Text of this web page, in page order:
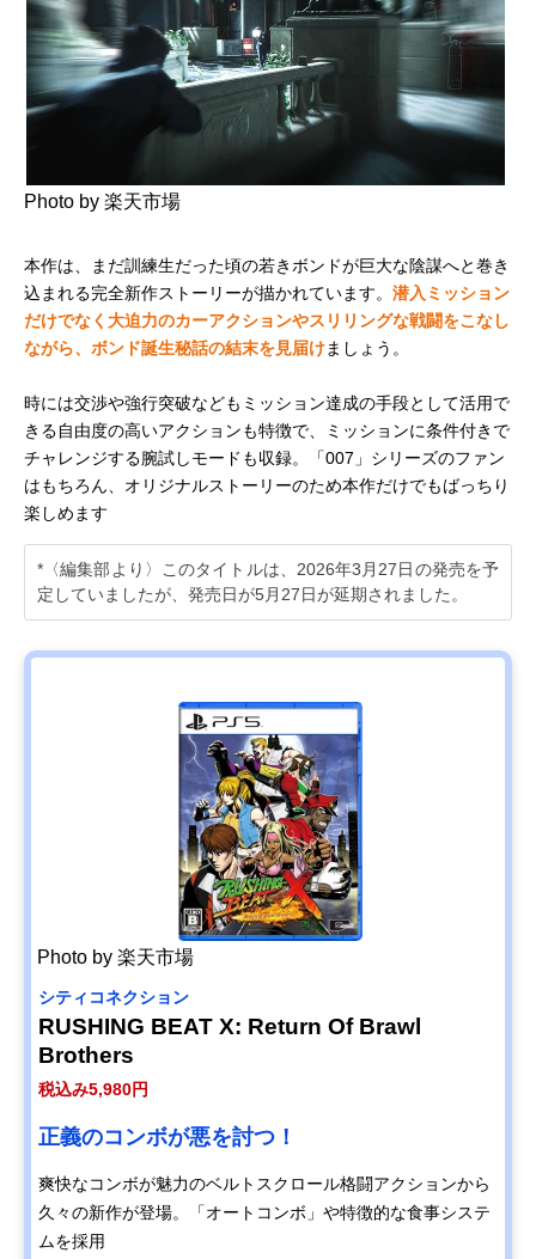
Photo by 楽天市場
本作は、まだ訓練生だった頃の若きボンドが巨大な陰謀へと巻き
込まれる完全新作ストーリーが描かれています。 潜入ミッション
だけでなく大迫力のカーアクションやスリリングな戦闘をこなし
ながら、ボンド誕生秘話の結末を見届けましょう。
時には交渉や強行突破などもミッション達成の手段として活用で
きる自由度の高いアクションも特徴で、ミッションに条件付きで
チャレンジする腕試しモードも収録。「007」シリーズのファン
はもちろん、オリジナルストーリーのため本作だけでもばっちり
楽しめます
*〈編集部より〉このタイトルは、2026年3月27日の発売を予
定していましたが、発売日が5月27日が延期されました。
Photo by 楽天市場
シティコネクション
RUSHING BEAT X: Return Of Brawl
Brothers
税込み5,980円
正義のコンボが悪を討つ！
爽快なコンボが魅力のベルトスクロール格闘アクションから
久々の新作が登場。「オートコンボ」や特徴的な食事システ
ムを採用